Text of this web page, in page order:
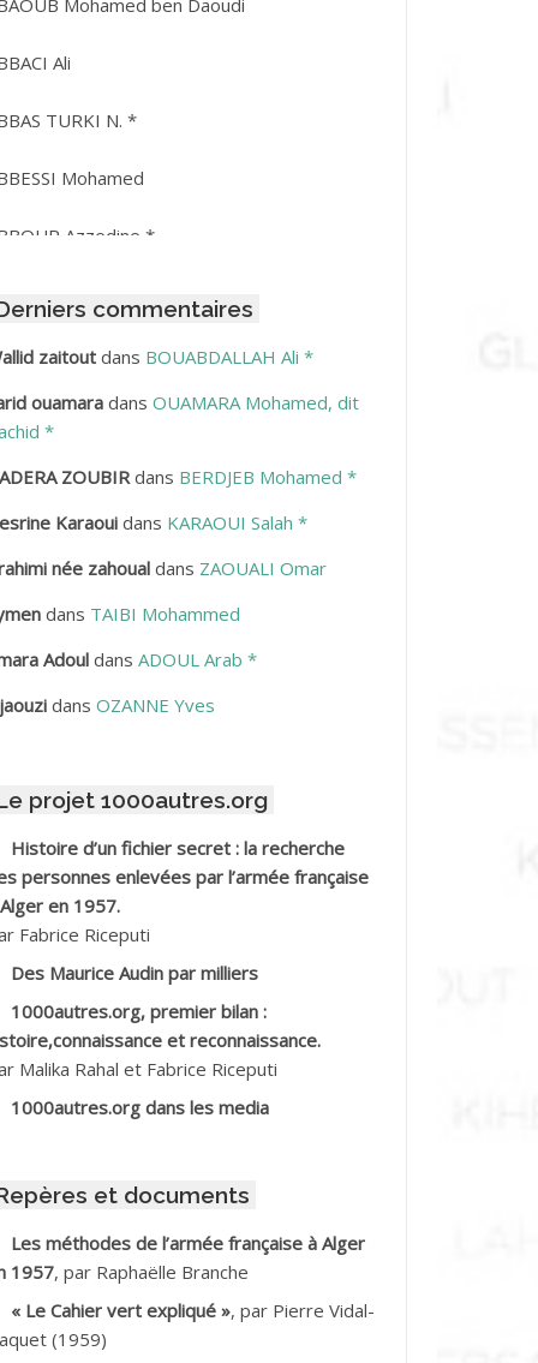
Ali
TURKI N. *
Mohamed
Azzedine *
Amar
Hamid
Mohamed
Lakhdar
Haciba
Mohamed Hamoud*
Mohamed *
Ahmed
Mohamed ben Kaddour
Kouider
Ahmed dit le Coiffeur
Mohamed
Salah
M.*
Ali
commentaires
zaitoutdans BOUABDALLAH Ali *
ouamaradans OUAMARA Mohamed, dit
*
ZOUBIRdans BERDJEB Mohamed *
Karaouidans KARAOUI Salah *
née zahoualdans ZAOUALI Omar
dans TAIBI Mohammed
Adouldans ADOUL Arab *
dans OZANNE Yves
projet 1000autres.org
Histoire d’un fichier secret : la recherche
personnes enlevées par l’armée française
en 1957.
Fabrice Riceputi
Des Maurice Audin par milliers
1000autres.org, premier bilan :
et reconnaissance.
Malika Rahal et Fabrice Riceputi
1000autres.org dans les media
et documents
Les méthodes de l’armée française à Alger
1957, par Raphaëlle Branche
« Le Cahier vert expliqué », par Pierre Vidal-
(1959)